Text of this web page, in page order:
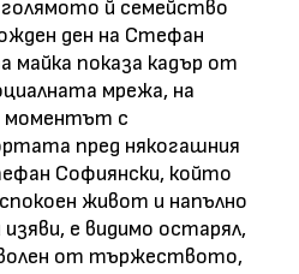
й семейство
ден на Стефан
майка показа кадър от
мрежа, на
моментът с
пред някогашния
Софиянски, който
живот и напълно
е видимо остарял,
от тържеството,